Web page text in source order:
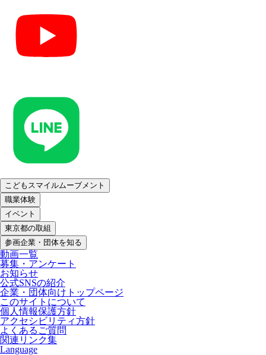
こどもスマイルムーブメント
職業体験
イベント
東京都の取組
参画企業・団体を知る
動画一覧
募集・アンケート
お知らせ
公式SNSの紹介
企業・団体向けトップページ
このサイトについて
個人情報保護方針
アクセシビリティ方針
よくあるご質問
関連リンク集
Language